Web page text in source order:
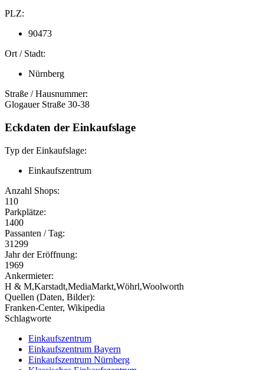
PLZ:
90473
Ort / Stadt:
Nürnberg
Straße / Hausnummer:
Glogauer Straße 30-38
Eckdaten der Einkaufslage
Typ der Einkaufslage:
Einkaufszentrum
Anzahl Shops:
110
Parkplätze:
1400
Passanten / Tag:
31299
Jahr der Eröffnung:
1969
Ankermieter:
H & M,Karstadt,MediaMarkt,Wöhrl,Woolworth
Quellen (Daten, Bilder):
Franken-Center, Wikipedia
Schlagworte
Einkaufszentrum
Einkaufszentrum Bayern
Einkaufszentrum Nürnberg